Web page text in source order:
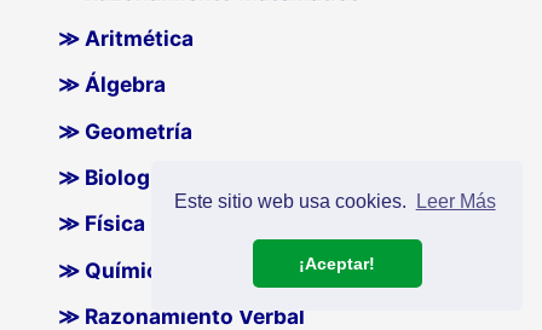
Este sitio web usa cookies. Leer Más
¡Aceptar!
≫ Aritmética
≫ Álgebra
≫ Geometría
≫ Biología
≫ Física
≫ Química
≫ Razonamiento Verbal